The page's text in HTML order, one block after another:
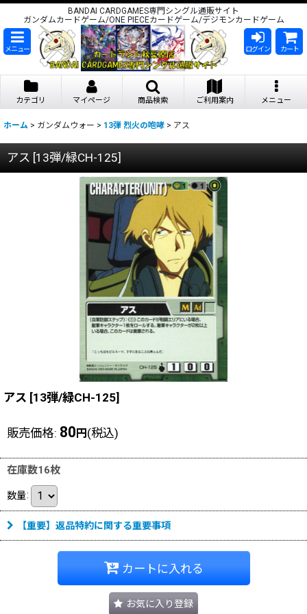
BANDAI CARDGAMES専門シングル通販サイト
ガンダムカードゲーム/ONE PIECEカードゲーム/デジモンカードゲーム
メニュー ログイン カート
カテゴリ マイページ 商品検索 ご利用案内 メニュー
ホーム > ガンダムウォー > 13弾 烈火の咆哮 > アス
アス [13弾/緑CH-125]
アス [13弾/緑CH-125]
販売価格: 80 円 (税込)
在庫数16枚
数量:
【重要】返品特約に関する重要事項
カートに入れる
お気に入り登録